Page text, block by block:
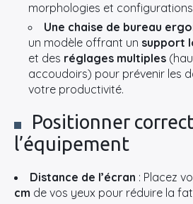
morphologies et
Une chaise de bureau
un modèle offrant un support
et des réglages multiples
accoudoirs) pour prévenir les
votre productivité.
Positionner
l’équipement
Distance de l’écran : Placez
cm de vos yeux pour réduire la